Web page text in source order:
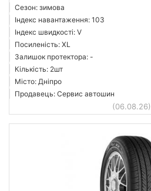
Сезон: зимова
Індекс навантаження: 103
Індекс швидкості: V
Посиленість: XL
Залишок протектора: -
Кількість: 2шт
Місто: Дніпро
Продавець: Сервис автошин
(06.08.26)